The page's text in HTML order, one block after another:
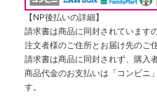
【NP後払いの詳細】
請求書は商品に同封されています
注文者様のご住所とお届け先のご
請求書は商品に同封されず、購入
商品代金のお支払いは「コンビニ
す。